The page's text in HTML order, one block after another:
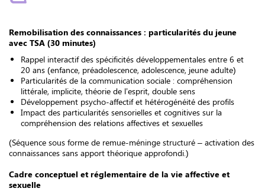
Remobilisation des connaissances : particularités du jeune
avec TSA (30 minutes)
Rappel interactif des spécificités développementales entre 6 et
20 ans (enfance, préadolescence, adolescence, jeune adulte)
Particularités de la communication sociale : compréhension
littérale, implicite, théorie de l’esprit, double sens
Développement psycho-affectif et hétérogénéité des profils
Impact des particularités sensorielles et cognitives sur la
compréhension des relations affectives et sexuelles
(Séquence sous forme de remue-méninge structuré – activation des
connaissances sans apport théorique approfondi.)
Cadre conceptuel et réglementaire de la vie affective et
sexuelle